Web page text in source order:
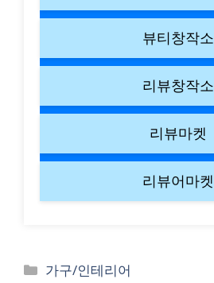
뷰티창작소
리뷰창작소
리뷰마켓
리뷰어마켓
Categories
가구/인테리어